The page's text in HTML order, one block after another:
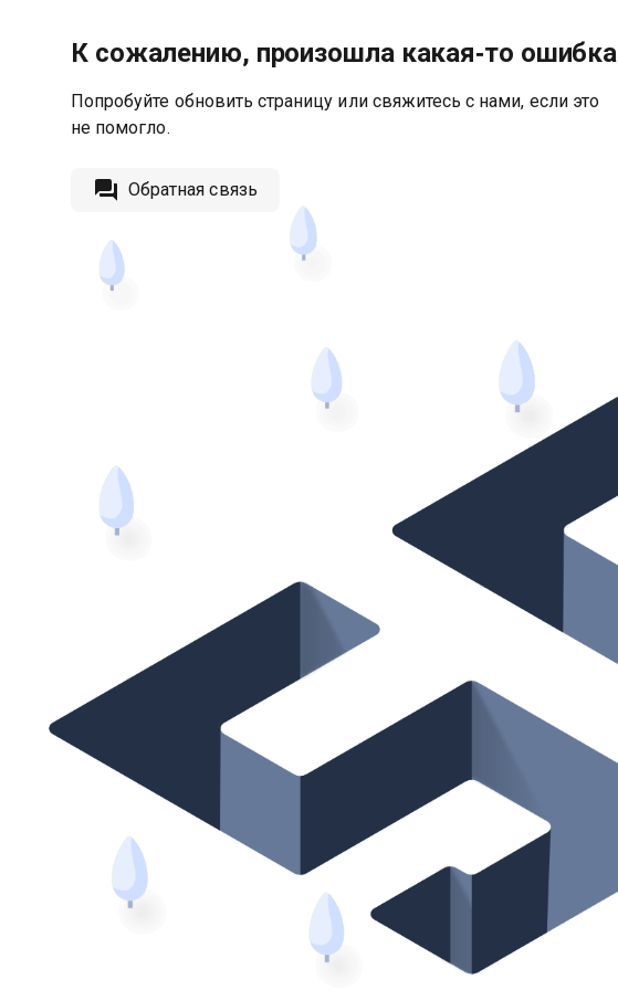
К сожалению, произошла какая‑то ошибка
Попробуйте обновить страницу или свяжитесь с нами, если это
не помогло.
Обратная связь